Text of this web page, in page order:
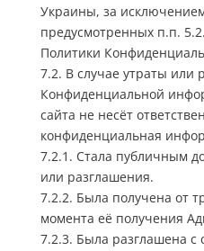
Украины, за
предусмотренных п.п.
Политики
7.2. В случае утраты или
Конфиденциальной
сайта не несёт
конфиденциальная
7.2.1. Стала публичным
или разглашения.
7.2.2. Была получена от
момента её получения
7.2.3. Была разглашена с